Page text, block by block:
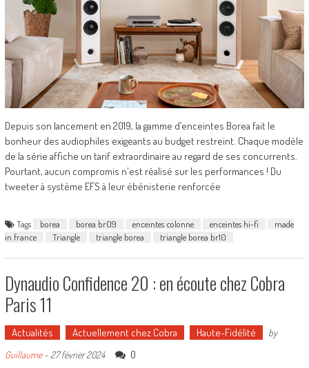
Depuis son lancement en 2019, la gamme d’enceintes Borea fait le
bonheur des audiophiles exigeants au budget restreint. Chaque modèle
de la série affiche un tarif extraordinaire au regard de ses concurrents.
Pourtant, aucun compromis n'est réalisé sur les performances ! Du
tweeter à système EFS à leur ébénisterie renforcée
Tags borea borea br09 enceintes colonne enceintes hi-fi
made
in france
Triangle triangle borea triangle borea br10
Dynaudio Confidence 20 : en écoute chez Cobra
Paris 11
Actualités Actuellement chez Cobra Haute-Fidélité
by
Guillaume- 27 février 2024 0